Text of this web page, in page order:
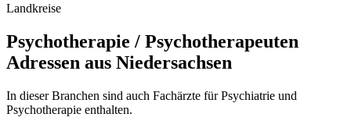
Landkreise
Psychotherapie / Psychotherapeuten
Adressen aus Niedersachsen
In dieser Branchen sind auch Fachärzte für Psychiatrie und
Psychotherapie enthalten.